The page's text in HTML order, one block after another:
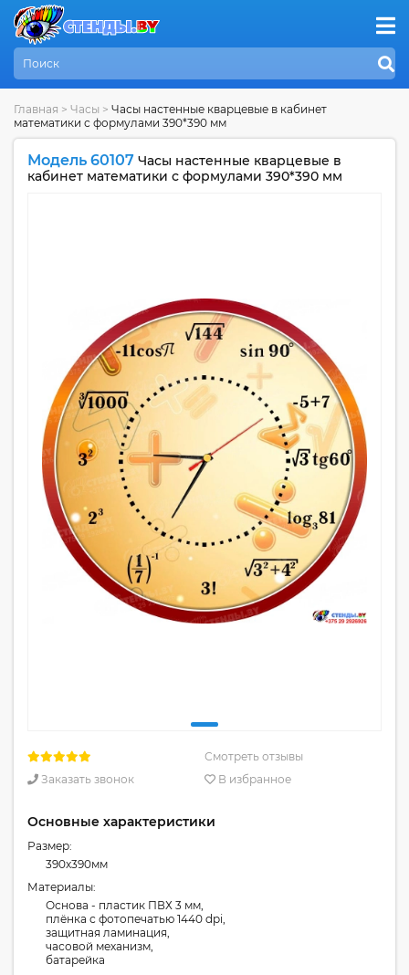
Главная > Часы > Часы настенные кварцевые в кабинет
математики с формулами 390*390 мм
Модель 60107 Часы настенные кварцевые в
кабинет математики с формулами 390*390 мм
Смотреть отзывы
Заказать звонок
В избранное
Основные характеристики
Размер:
390x390мм
Материалы:
Основа - пластик ПВХ 3 мм,
плёнка с фотопечатью 1440 dpi,
защитная ламинация,
часовой механизм,
батарейка